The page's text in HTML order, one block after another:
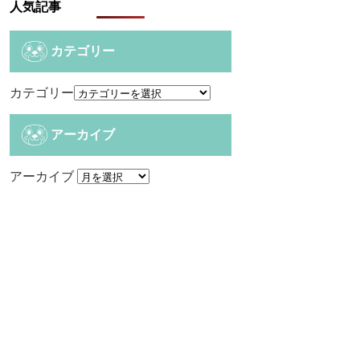
人気記事
カテゴリー
カテゴリー
アーカイブ
アーカイブ